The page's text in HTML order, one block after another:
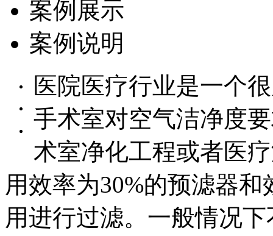
案例展示
案例说明
医院医疗行业是一个
手术室对空气洁净度
术室净化工程或者医
用效率为30%的预滤器
用进行过滤。一般情况